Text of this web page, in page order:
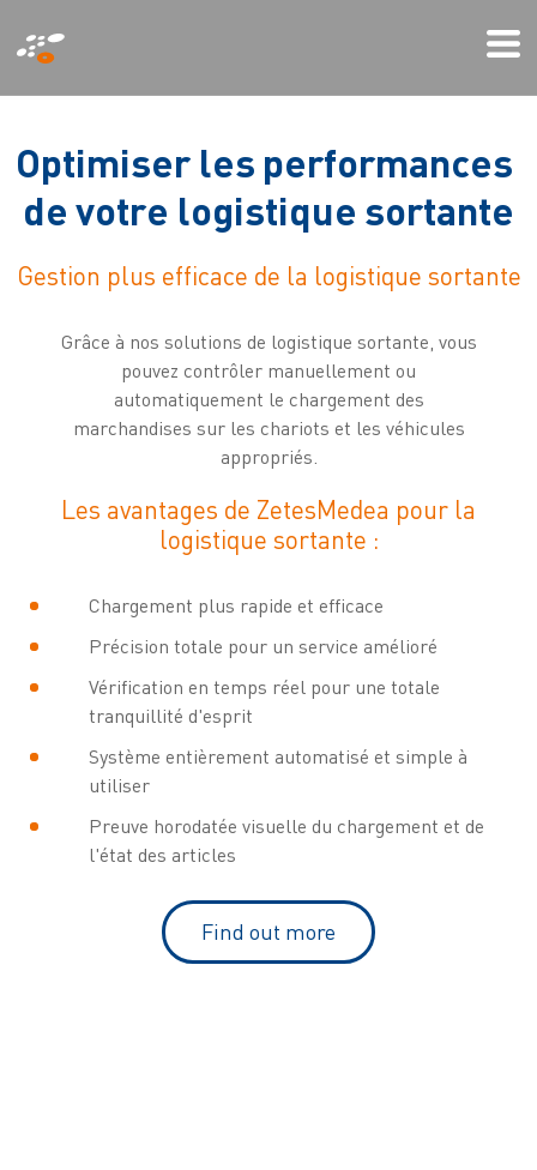
au
contenu
Optimiser les performances
de votre logistique sortante
Gestion plus efficace de la logistique sortante
Grâce à nos solutions de logistique sortante, vous
pouvez contrôler manuellement ou
automatiquement le chargement des
marchandises sur les chariots et les véhicules
appropriés.
Les avantages de ZetesMedea pour la
logistique sortante :
Chargement plus rapide et efficace
Précision totale pour un service amélioré
Vérification en temps réel pour une totale
tranquillité d'esprit
Système entièrement automatisé et simple à
utiliser
Preuve horodatée visuelle du chargement et de
l'état des articles
Find out more